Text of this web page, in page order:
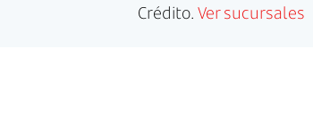
Crédito. Ver sucursales